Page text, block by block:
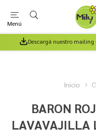
Menú
Descargá nuestro mailing
Inicio
BARON
LAVAVAJILLA